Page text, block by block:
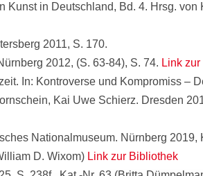
in Deutschland, Bd. 4. Hrsg.
2011, S. 170.
2012, (S. 63-84), S. 74. Link
In: Kontroverse und Kompromiss –
Kai Uwe Schierz. Dresden
Nationalmuseum. Nürnberg 2019,
D. Wixom) Link zur Bibliothek